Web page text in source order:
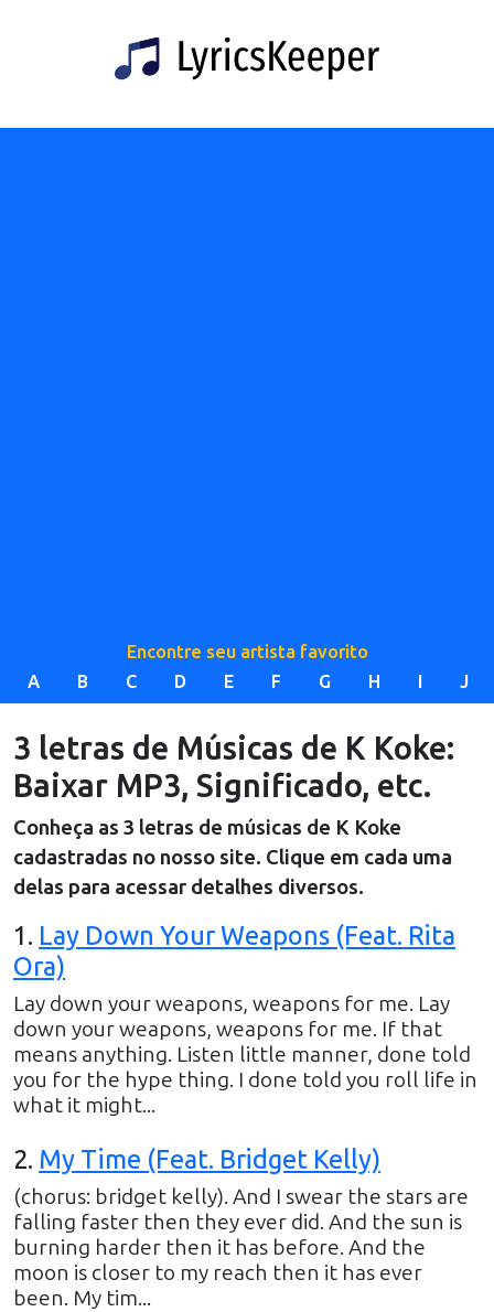
Encontre seu artista favorito
A
B C D E F G H I J
3 letras de Músicas de K Koke:
Baixar MP3, Significado, etc.
Conheça as 3 letras de músicas de K Koke
cadastradas no nosso site. Clique em cada uma
delas para acessar detalhes diversos.
1. Lay Down Your Weapons (Feat. Rita
Ora)
Lay down your weapons, weapons for me. Lay
down your weapons, weapons for me. If that
means anything. Listen little manner, done told
you for the hype thing. I done told you roll life in
what it might...
2. My Time (Feat. Bridget Kelly)
(chorus: bridget kelly). And I swear the stars are
falling faster then they ever did. And the sun is
burning harder then it has before. And the
moon is closer to my reach then it has ever
been. My tim...